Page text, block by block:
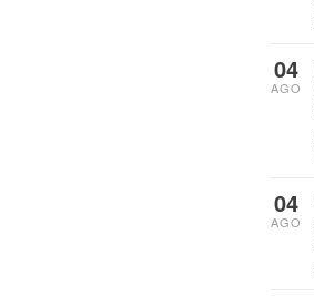
04
AGO
04
AGO